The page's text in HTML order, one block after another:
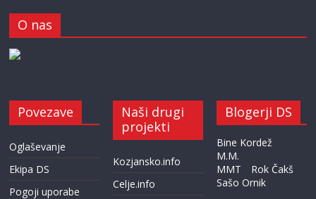
O nas
Povezave
Oglaševanje
Ekipa DS
Pogoji uporabe
Naši drugi
projekti
Kozjansko.info
Celje.info
Blogerji DS
Bine Kordež
M.M.
MMT
Rok Čakš
Sašo Ornik